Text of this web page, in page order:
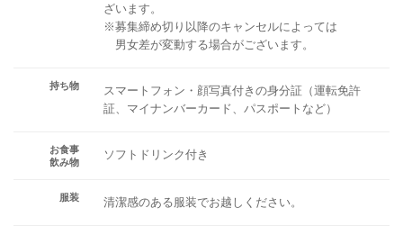
ざいます。
※募集締め切り以降のキャンセルによっては
男女差が変動する場合がございます。
持ち物
スマートフォン・顔写真付きの身分証（運転免許
証、マイナンバーカード、パスポートなど）
お食事
飲み物
ソフトドリンク付き
服装 清潔感のある服装でお越しください。